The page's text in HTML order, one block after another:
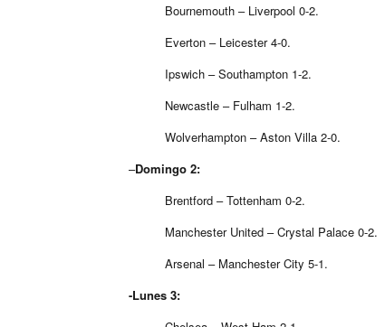
Bournemouth – Liverpool 0-2.
Everton – Leicester 4-0.
Ipswich – Southampton 1-2.
Newcastle – Fulham 1-2.
Wolverhampton – Aston Villa 2-0.
–Domingo 2:
Brentford – Tottenham 0-2.
Manchester United – Crystal Palace 0-2.
Arsenal – Manchester City 5-1.
-Lunes 3: